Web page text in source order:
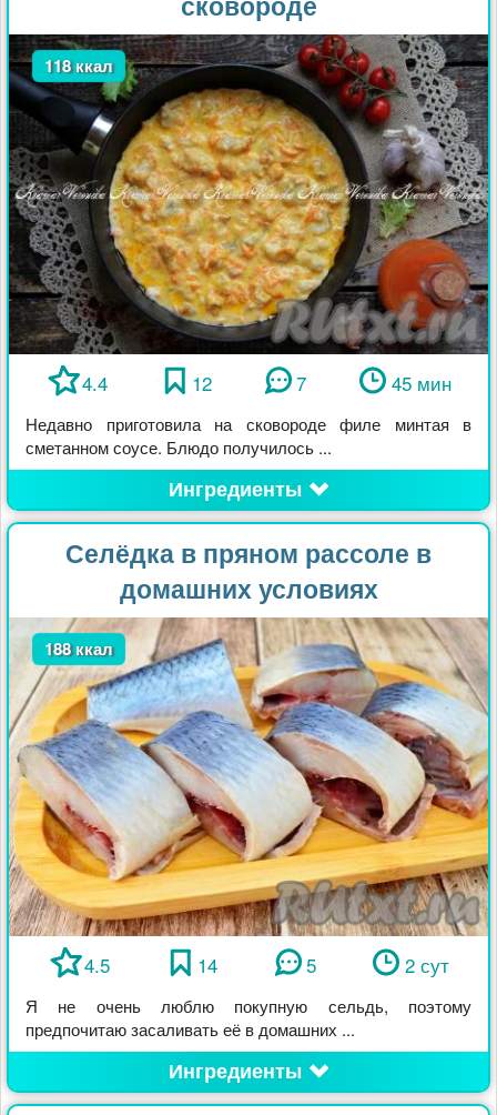
118 ккал
4.4 12 7 45 мин
Недавно приготовила на сковороде филе минтая в
сметанном соусе. Блюдо получилось ...
Ингредиенты
Селёдка в пряном рассоле в
домашних условиях
188 ккал
4.5 14 5 2 сут
Я не очень люблю покупную сельдь, поэтому
предпочитаю засаливать её в домашних ...
Ингредиенты